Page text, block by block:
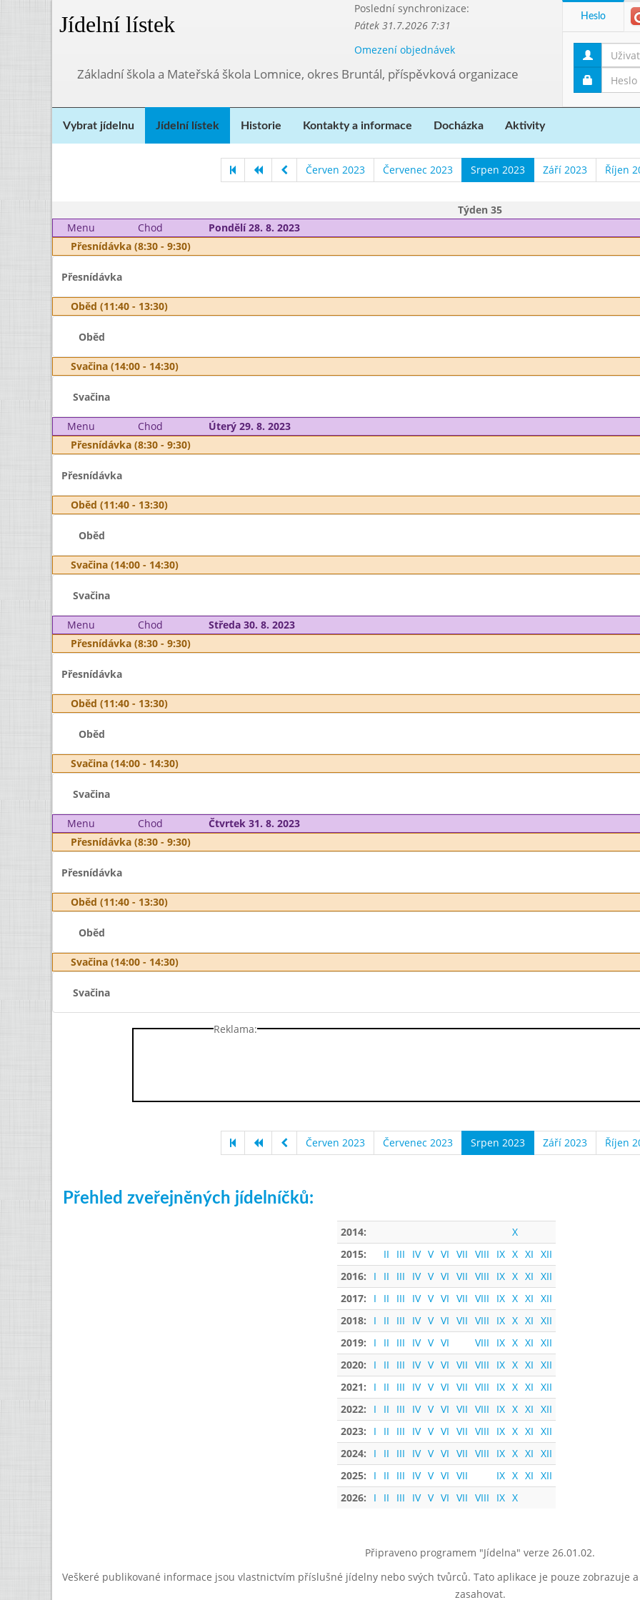
Jídelní lístek
Poslední synchronizace:
Pátek 31.7.2026 7:31
Omezení objednávek
Základní škola a Mateřská škola Lomnice, okres Bruntál, příspěvková organizace
Heslo
Vybrat jídelnu Jídelní lístek Historie Kontakty a informace Docházka Aktivity
Červen 2023 Červenec 2023 Srpen 2023 Září 2023 Říjen
Týden 35
Menu
Chod
Pondělí 28. 8. 2023
Přesnídávka (8:30 - 9:30)
Přesnídávka
Oběd (11:40 - 13:30)
Oběd
Svačina (14:00 - 14:30)
Svačina
Menu Chod
Úterý 29. 8. 2023
Přesnídávka (8:30 - 9:30)
Přesnídávka
Oběd (11:40 - 13:30)
Oběd
Svačina (14:00 - 14:30)
Svačina
Menu Chod
Středa 30. 8. 2023
Přesnídávka (8:30 - 9:30)
Přesnídávka
Oběd (11:40 - 13:30)
Oběd
Svačina (14:00 - 14:30)
Svačina
Menu Chod
Čtvrtek 31. 8. 2023
Přesnídávka (8:30 - 9:30)
Přesnídávka
Oběd (11:40 - 13:30)
Oběd
Svačina (14:00 - 14:30)
Svačina
Reklama:
Červen 2023 Červenec 2023 Srpen 2023 Září 2023 Říjen
Přehled zveřejněných jídelníčků:
2014:
X
2015:
II III IV V VI VII VIII IX X XI XII
2016:
I II III IV V VI VII VIII IX X XI XII
2017:
I II III IV V VI VII VIII IX X XI XII
2018:
I II III IV V VI VII VIII IX X XI XII
2019:
I II III IV V VI VIII IX X XI XII
2020:
I II III IV V VI VII VIII IX X XI XII
2021:
I II III IV V VI VII VIII IX X XI XII
2022:
I II III IV V VI VII VIII IX X XI XII
2023:
I II III IV V VI VII VIII IX X XI XII
2024:
I II III IV V VI VII VIII IX X XI XII
2025:
I II III IV V VI VII IX X XI XII
2026:
I II III IV V VI VII VIII IX X
Připraveno programem "Jídelna" verze 26.01.02.
Veškeré publikované informace jsou vlastnictvím příslušné jídelny nebo svých tvůrců. Tato aplikace je pouze zobrazuje
zasahovat.